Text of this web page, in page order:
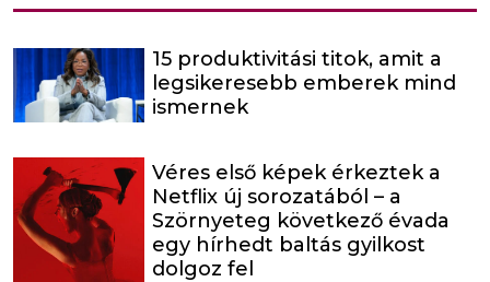
15 produktivitási titok, amit a
legsikeresebb emberek mind
ismernek
Véres első képek érkeztek a
Netflix új sorozatából – a
Szörnyeteg következő évada
egy hírhedt baltás gyilkost
dolgoz fel